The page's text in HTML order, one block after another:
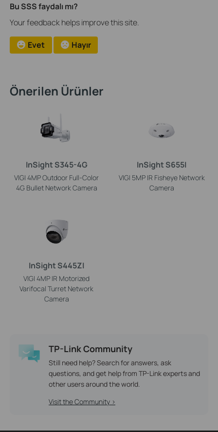
Bu SSS faydalı mı?
Your feedback helps improve this site.
Evet Hayır
Önerilen Ürünler
InSight S345-4G
VIGI 4MP Outdoor Full-Color
4G Bullet Network Camera
InSight S655I
VIGI 5MP IR Fisheye Network
Camera
InSight S445ZI
VIGI 4MP IR Motorized
Varifocal Turret Network
Camera
TP-Link Community
Still need help? Search for answers, ask
questions, and get help from TP-Link experts and
other users around the world.
Visit the Community >